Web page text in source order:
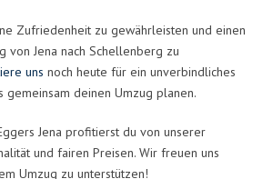
Zufriedenheit zu gewährleisten und einen
von Jena nach Schellenberg zu
uns noch heute für ein unverbindliches
gemeinsam deinen Umzug planen.
Jena profitierst du von unserer
und fairen Preisen. Wir freuen uns
Umzug zu unterstützen!